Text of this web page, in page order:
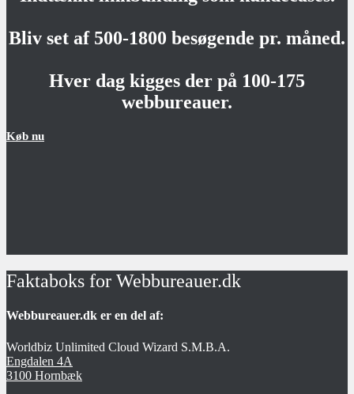
Bliv set af 500-1800 besøgende pr. måned.
Hver dag kigges der på 100-175
webbureauer.
Køb nu
Faktaboks for Webbureauer.dk
Webbureauer.dk er en del af:
Worldbiz Unlimited Cloud Wizard S.M.B.A.
Engdalen 4A
3100 Hornbæk